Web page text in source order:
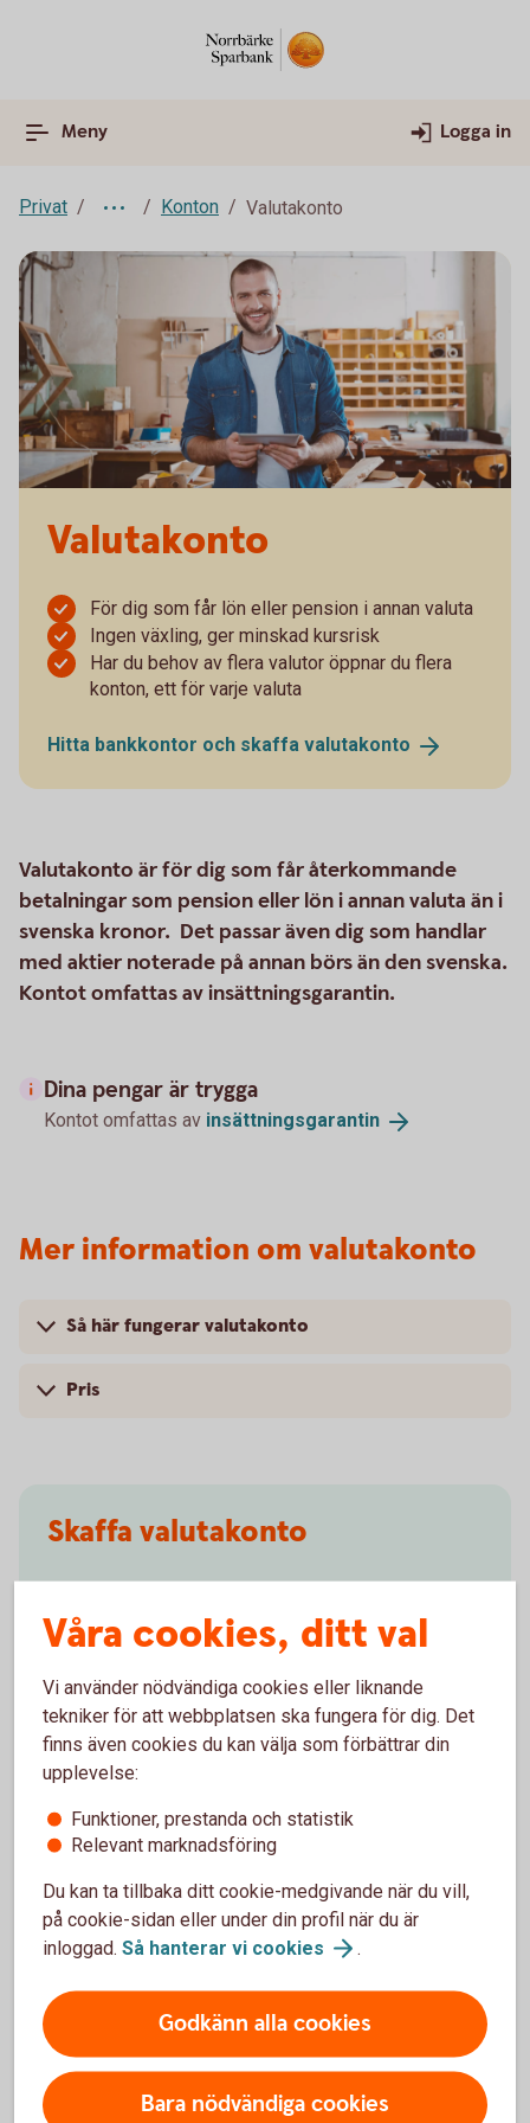
Meny Logga in
Privat Konton Valutakonto
Valutakonto
För dig som får lön eller pension i annan valuta
Ingen växling, ger minskad kursrisk
Har du behov av flera valutor öppnar du flera
konton, ett för varje valuta
Hitta bankkontor och skaffa valutakonto
Valutakonto är för dig som får återkommande
betalningar som pension eller lön i annan valuta än i
svenska kronor. Det passar även dig som handlar
med aktier noterade på annan börs än den svenska.
Kontot omfattas av insättningsgarantin.
Dina pengar är trygga
Kontot omfattas av insättningsgarantin
Mer information om valutakonto
Så här fungerar valutakonto
Pris
Skaffa valutakonto
enligt lag skyldig att fråga varför du behöver
valutakontot och hur du kommer att använda kontot.
Vänd dig till ditt bankkontor för att skaffa
Valutakonto och gå igenom de formella kraven.
Hitta bankkontor och skaffa
Konton och utbetalningar
Privatkonto
Ungdomskonto
Våra cookies, ditt val
Vi använder nödvändiga cookies eller liknande
tekniker för att webbplatsen ska fungera för dig. Det
finns även cookies du kan välja som förbättrar din
upplevelse:
Funktioner, prestanda och statistik
Relevant marknadsföring
Du kan ta tillbaka ditt cookie-medgivande när du vill,
på cookie-sidan eller under din profil när du är
inloggad. Så hanterar vi cookies .
Godkänn alla cookies
Bara nödvändiga cookies